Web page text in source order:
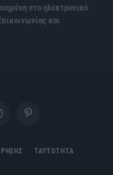
στο ηλεκτρονικό
και
Pinterest
ΤΑΥΤΟΤΗΤΑ